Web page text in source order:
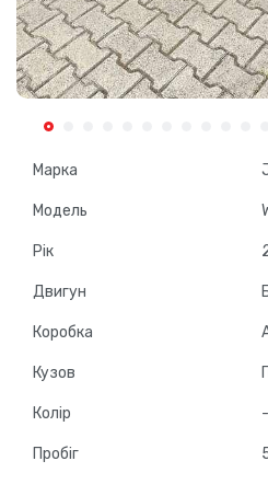
Марка
Модель
Рік
Двигун
Коробка
Кузов
Колір -
Пробіг